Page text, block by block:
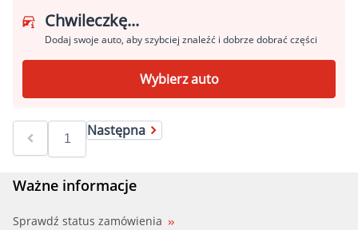
Chwileczkę...
Dodaj swoje auto, aby szybciej znaleźć i dobrze dobrać części
Wybierz auto
Następna
Ważne informacje
Sprawdź status zamówienia